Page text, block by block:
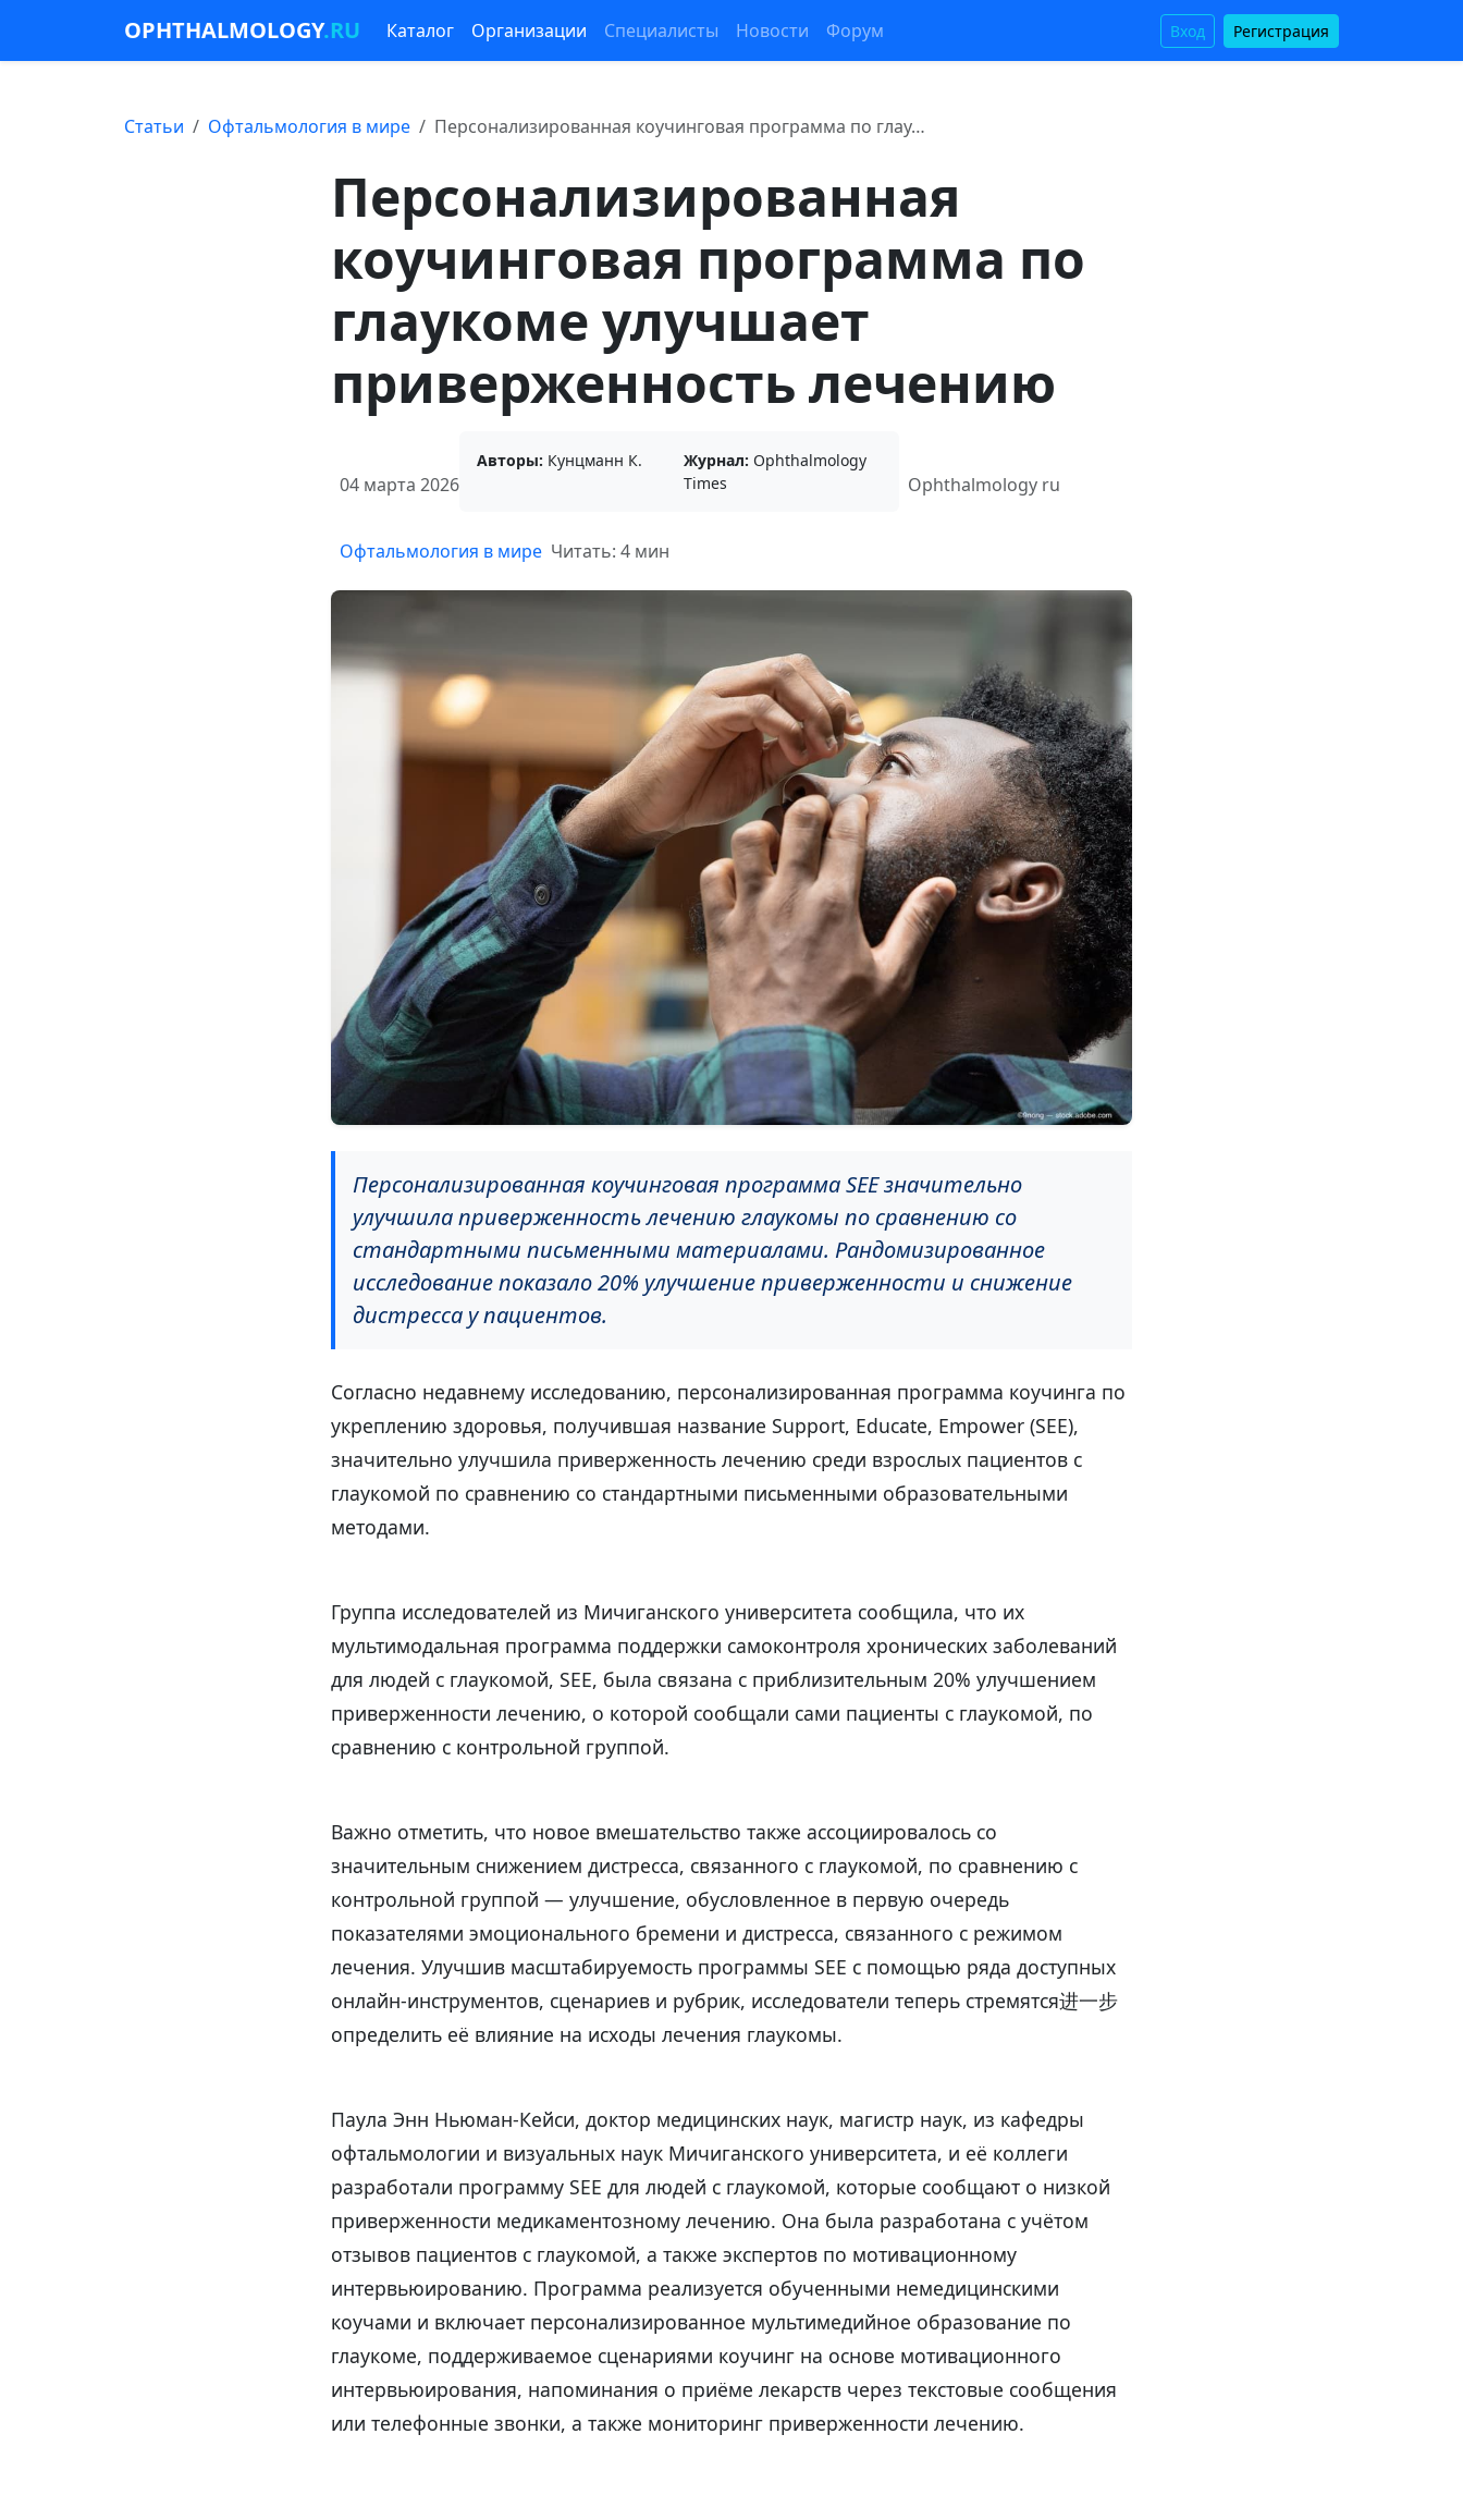
OPHTHALMOLOGY.RU Каталог Организации Специалисты Новости Форум Вход Регистрация
Статьи Офтальмология в мире Персонализированная коучинговая программа по глау…
Персонализированная
коучинговая программа по
глаукоме улучшает
приверженность лечению
04 марта 2026
Авторы: Кунцманн К. Журнал: Ophthalmology
Times
Ophthalmology ru
Офтальмология в мире Читать: 4 мин
Персонализированная коучинговая программа SEE значительно
улучшила приверженность лечению глаукомы по сравнению со
стандартными письменными материалами. Рандомизированное
исследование показало 20% улучшение приверженности и снижение
дистресса у пациентов.
Согласно недавнему исследованию, персонализированная программа коучинга по
укреплению здоровья, получившая название Support, Educate, Empower (SEE),
значительно улучшила приверженность лечению среди взрослых пациентов с
глаукомой по сравнению со стандартными письменными образовательными
методами.
Группа исследователей из Мичиганского университета сообщила, что их
мультимодальная программа поддержки самоконтроля хронических заболеваний
для людей с глаукомой, SEE, была связана с приблизительным 20% улучшением
приверженности лечению, о которой сообщали сами пациенты с глаукомой, по
сравнению с контрольной группой.
Важно отметить, что новое вмешательство также ассоциировалось со
значительным снижением дистресса, связанного с глаукомой, по сравнению с
контрольной группой — улучшение, обусловленное в первую очередь
показателями эмоционального бремени и дистресса, связанного с режимом
лечения. Улучшив масштабируемость программы SEE с помощью ряда доступных
онлайн-инструментов, сценариев и рубрик, исследователи теперь стремятся进一步
определить её влияние на исходы лечения глаукомы.
Паула Энн Ньюман-Кейси, доктор медицинских наук, магистр наук, из кафедры
офтальмологии и визуальных наук Мичиганского университета, и её коллеги
разработали программу SEE для людей с глаукомой, которые сообщают о низкой
приверженности медикаментозному лечению. Она была разработана с учётом
отзывов пациентов с глаукомой, а также экспертов по мотивационному
интервьюированию. Программа реализуется обученными немедицинскими
коучами и включает персонализированное мультимедийное образование по
глаукоме, поддерживаемое сценариями коучинг на основе мотивационного
интервьюирования, напоминания о приёме лекарств через текстовые сообщения
или телефонные звонки, а также мониторинг приверженности лечению.